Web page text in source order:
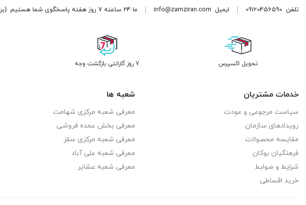
تلفن 09120456590 ایمیل info@zamziran.com ما 24 ساعته 7 روز هفته پاسخگوی شما هستیم. (برای ویرایش این متن به پیکربندی پوسته > تب برچسب‌ها مراجعه نمایید.)
تحویل اکسپرس 7 روز گارانتی بازگشت وجه
خدمات مشتریان
سیاست مرجوعی و عودت
رویدادهای سازمان
مقایسه محصولات
فرهنگیان بوکان
شرایط و ضوابط
خرید اقساطی
شعبه ها
معرفی شعبه مرکزی شهامت
معرفی بخش عمده فروشی
معرفی شعبه مرکزی سقز
معرفی شعبه علی آباد
معرفی شعبه عشایر